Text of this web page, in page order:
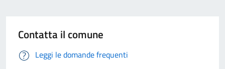
Contatta il comune
Leggi le domande frequenti